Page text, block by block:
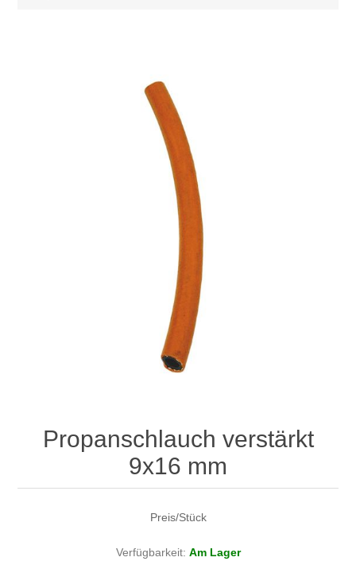
Propanschlauch verstärkt
9x16 mm
Preis/Stück
Verfügbarkeit: Am Lager